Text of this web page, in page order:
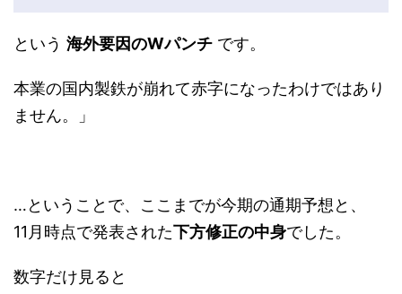
という 海外要因のWパンチ です。
本業の国内製鉄が崩れて赤字になったわけではあり
ません。」
…ということで、ここまでが今期の通期予想と、
11月時点で発表された下方修正の中身でした。
数字だけ見ると